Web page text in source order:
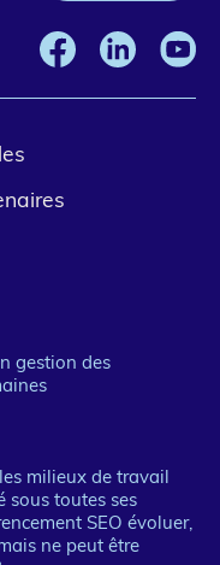
gestion des
milieux de travail
sous toutes ses
SEO évoluer,
ne peut être